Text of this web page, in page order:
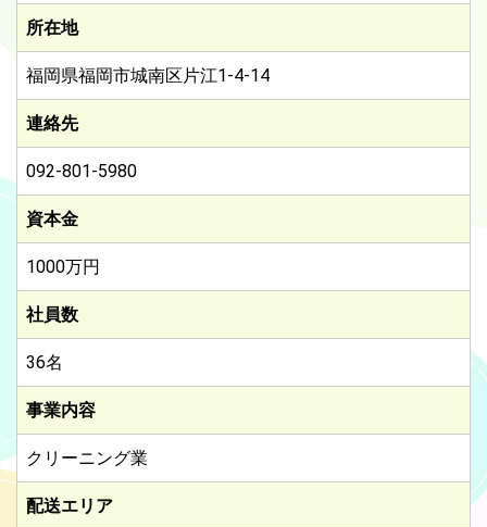
所在地
福岡県福岡市城南区片江1-4-14
連絡先
092-801-5980
資本金
1000万円
社員数
36名
事業内容
クリーニング業
配送エリア